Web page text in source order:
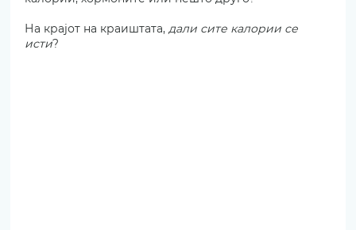
На крајот на краиштата, дали сите калории се
исти?